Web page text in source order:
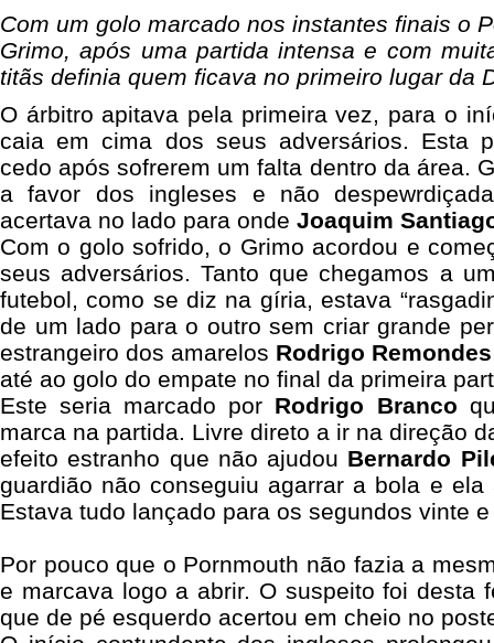
Com um golo marcado nos instantes finais o
Grimo, após uma partida intensa e com
titãs definia quem ficava no primeiro lugar da
O árbitro apitava pela primeira vez, para o
caia em cima dos seus adversários. Esta
cedo após sofrerem um falta dentro da área.
a favor dos ingleses e não
acertava no lado para onde Joaquim
Com o golo sofrido, o Grimo acordou e
seus adversários. Tanto que chegamos a
futebol, como se diz na gíria, estava
de um lado para o outro sem criar grande
estrangeiro dos amarelos Rodrigo Remondes
até ao golo do empate no final da primeira
Este seria marcado por Rodrigo Branco
marca na partida. Livre direto a ir na direção
efeito estranho que não ajudou Bernardo
guardião não conseguiu agarrar a bola e
Estava tudo lançado para os segundos vinte
Por pouco que o Pornmouth não fazia a
e marcava logo a abrir. O suspeito foi desta
que de pé esquerdo acertou em cheio no